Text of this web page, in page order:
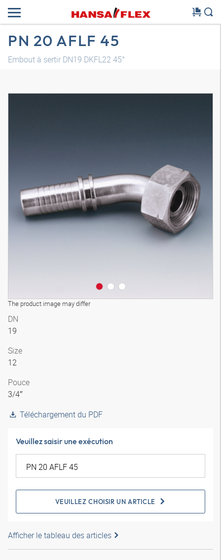
PN 20 AFLF 45
Embout à sertir DN19 DKFL22 45°
The product image may differ
Modèle 3D
DN
19
Size
12
Pouce
3/4″
Téléchargement du PDF
Veuillez saisir une exécution
VEUILLEZ CHOISIR UN ARTICLE
Afficher le tableau des articles